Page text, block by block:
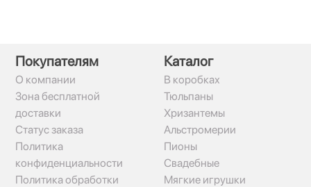
Покупателям
О компании
Зона бесплатной
доставки
Статус заказа
Политика
конфиденциальности
Политика обработки
Каталог
В коробках
Тюльпаны
Хризантемы
Альстромерии
Пионы
Свадебные
Мягкие игрушки